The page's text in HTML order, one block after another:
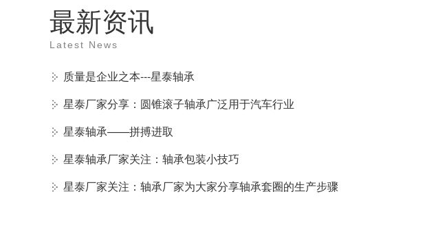
最新资讯
Latest News
质量是企业之本---星泰轴承
星泰厂家分享：圆锥滚子轴承广泛用于汽车行业
星泰轴承——拼搏进取
星泰轴承厂家关注：轴承包装小技巧
星泰厂家关注：轴承厂家为大家分享轴承套圈的生产步骤